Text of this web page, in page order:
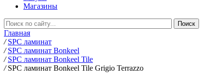
Магазины
Главная
/ SPC ламинат
/ SPC ламинат Bonkeel
/ SPC ламинат Bonkeel Tile
/ SPC ламинат Bonkeel Tile Grigio Terrazzo